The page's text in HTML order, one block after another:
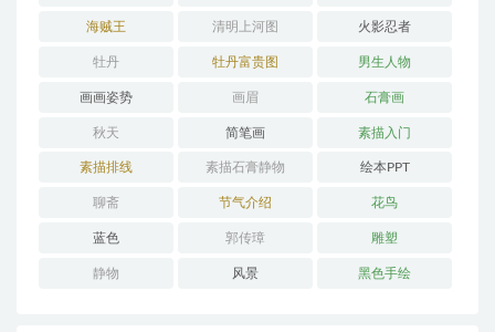
海贼王 清明上河图 火影忍者
牡丹 牡丹富贵图 男生人物
画画姿势 画眉 石膏画
秋天 简笔画 素描入门
素描排线 素描石膏静物 绘本PPT
聊斋 节气介绍 花鸟
蓝色 郭传璋 雕塑
静物 风景 黑色手绘